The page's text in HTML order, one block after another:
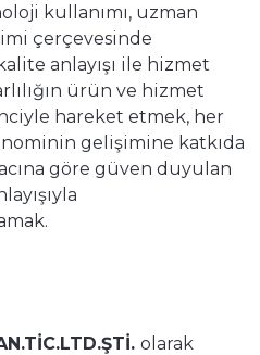
kullanımı, uzman
çerçevesinde
anlayışı ile hizmet
ürün ve hizmet
hareket etmek, her
gelişimine katkıda
göre güven duyulan
olarak